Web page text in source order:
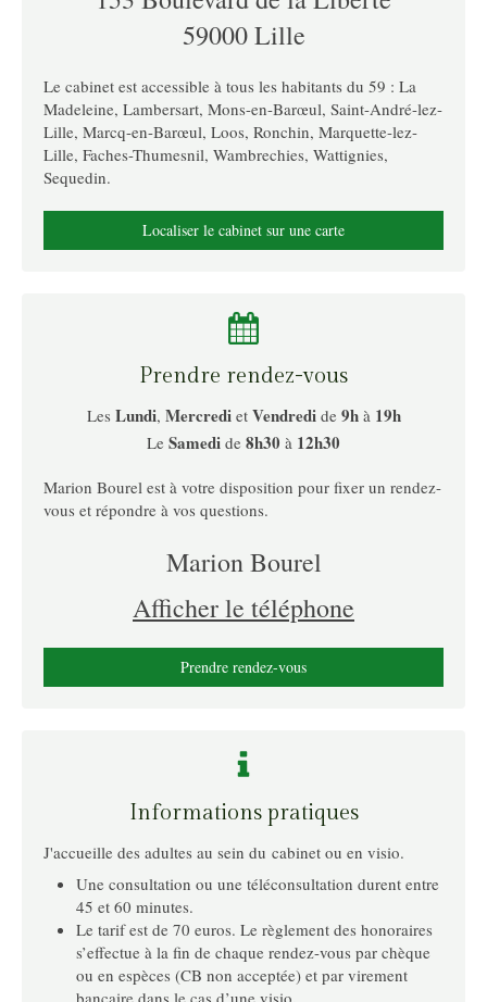
59000 Lille
Le cabinet est accessible à tous les habitants du 59 : La
Madeleine, Lambersart, Mons-en-Barœul, Saint-André-lez-
Lille, Marcq-en-Barœul, Loos, Ronchin, Marquette-lez-
Lille, Faches-Thumesnil, Wambrechies, Wattignies,
Sequedin.
Localiser le cabinet sur une carte
Prendre rendez-vous
Les Lundi, Mercredi et Vendredi de 9hà 19h
Le Samedi de 8h30 à 12h30
Marion Bourel est à votre disposition pour fixer un rendez-
vous et répondre à vos questions.
Marion Bourel
Afficher le téléphone
Prendre rendez-vous
Informations pratiques
J'accueille des adultes au sein du cabinet ou en visio.
Une consultation ou une téléconsultation durent entre
45 et 60 minutes.
Le tarif est de 70 euros. Le règlement des honoraires
s’effectue à la fin de chaque rendez-vous par chèque
ou en espèces (CB non acceptée) et par virement
bancaire dans le cas d’une visio.